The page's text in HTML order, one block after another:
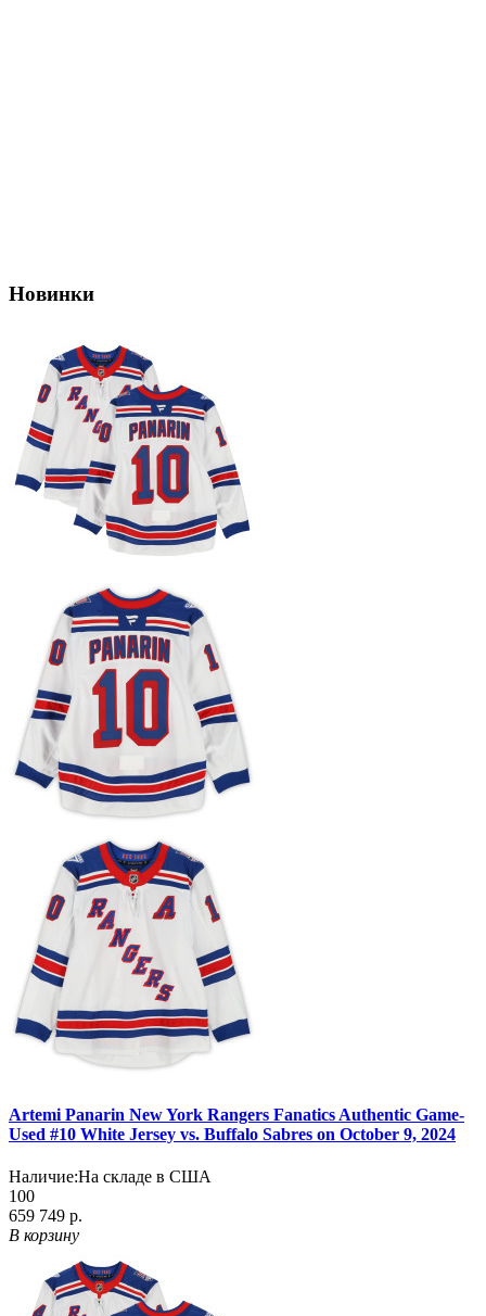
Новинки
Artemi Panarin New York Rangers Fanatics Authentic Game-
Used #10 White Jersey vs. Buffalo Sabres on October 9, 2024
Наличие:На складе в США
100
659 749 р.
В корзину